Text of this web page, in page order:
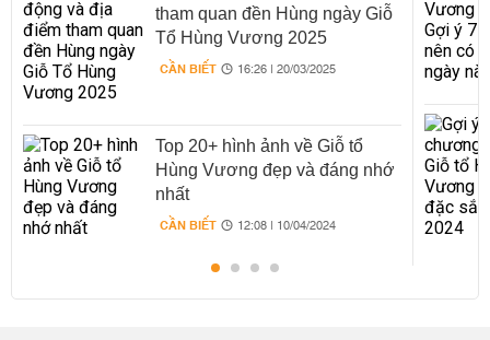
tham quan đền Hùng ngày Giỗ
Tổ Hùng Vương 2025
CẦN BIẾT 16:26 | 20/03/2025
Top 20+ hình ảnh về Giỗ tổ
Hùng Vương đẹp và đáng nhớ
nhất
CẦN BIẾT 12:08 | 10/04/2024